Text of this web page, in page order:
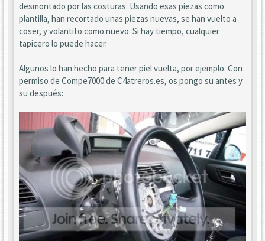
desmontado por las costuras. Usando esas piezas como
plantilla, han recortado unas piezas nuevas, se han vuelto a
coser, y volantito como nuevo. Si hay tiempo, cualquier
tapicero lo puede hacer.
Algunos lo han hecho para tener piel vuelta, por ejemplo. Con
permiso de Compe7000 de C4atreros.es, os pongo su antes y
su después: